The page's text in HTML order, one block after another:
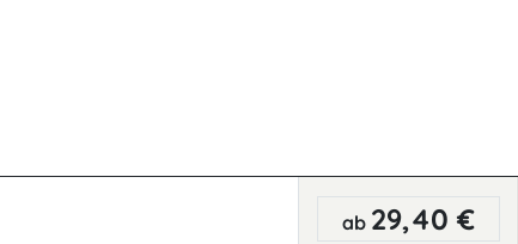
ab 29,40 €